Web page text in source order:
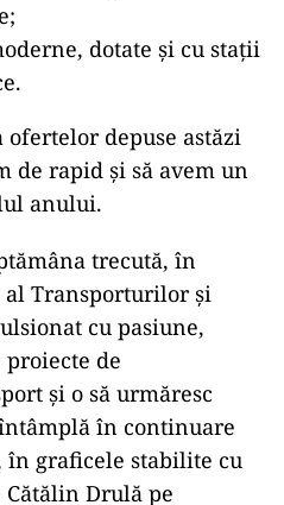
dotate și cu stații
ofertelor depuse astăzi
de rapid și să avem un
anului.
trecută, în
Transporturilor și
cu pasiune,
de
și o să urmăresc
în continuare
graficele stabilite cu
Drulă pe